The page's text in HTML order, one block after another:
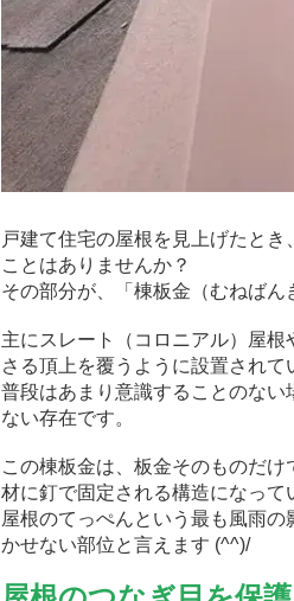
戸建て住宅の屋根を見上げたと
ことはありませんか？
その部分が、「棟板金（むねばん
主にスレート（コロニアル）屋
さる頂上を覆うように設置されて
普段はあまり意識することのな
ない存在です。
この棟板金は、板金そのものだ
材に釘で固定される構造になって
屋根のてっぺんという最も風雨
かせない部位と言えます (^^)/